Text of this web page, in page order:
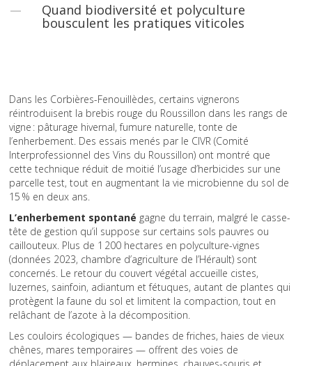
Quand biodiversité et polyculture
bousculent les pratiques viticoles
Dans les Corbières-Fenouillèdes, certains vignerons
réintroduisent la brebis rouge du Roussillon dans les rangs de
vigne : pâturage hivernal, fumure naturelle, tonte de
l’enherbement. Des essais menés par le CIVR (Comité
Interprofessionnel des Vins du Roussillon) ont montré que
cette technique réduit de moitié l’usage d’herbicides sur une
parcelle test, tout en augmentant la vie microbienne du sol de
15 % en deux ans.
L’enherbement spontané gagne du terrain, malgré le casse-
tête de gestion qu’il suppose sur certains sols pauvres ou
caillouteux. Plus de 1 200 hectares en polyculture-vignes
(données 2023, chambre d’agriculture de l’Hérault) sont
concernés. Le retour du couvert végétal accueille cistes,
luzernes, sainfoin, adiantum et fétuques, autant de plantes qui
protègent la faune du sol et limitent la compaction, tout en
relâchant de l’azote à la décomposition.
Les couloirs écologiques — bandes de friches, haies de vieux
chênes, mares temporaires — offrent des voies de